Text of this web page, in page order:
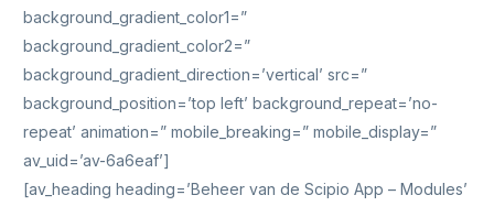
background_gradient_color1=”
background_gradient_color2=”
background_gradient_direction=’vertical’ src=”
background_position=’top left’ background_repeat=’no-
repeat’ animation=” mobile_breaking=” mobile_display=”
av_uid=’av-6a6eaf’]
[av_heading heading=’Beheer van de Scipio App – Modules’